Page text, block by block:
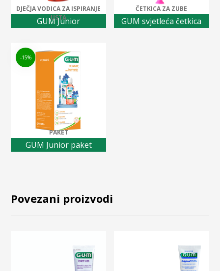
DJEČJA VODICA ZA ISPIRANJE
USTA
GUM Junior
ČETKICA ZA ZUBE
GUM svjetleća četkica
PAKET
GUM Junior paket
-15%
Povezani proizvodi